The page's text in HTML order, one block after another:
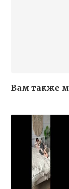
Вам также